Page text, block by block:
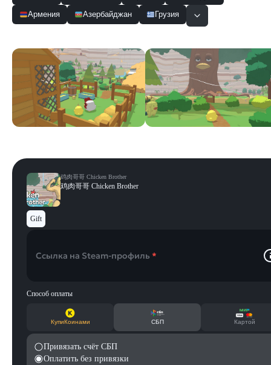
Армения Азербайджан Грузия
鸡肉哥哥 Chicken Brother
鸡肉哥哥 Chicken Brother
Gift
Ссылка на Steam-профиль *
Способ оплаты
КупиКоинами СБП Картой
Привязать счёт СБП
Оплатить без привязки